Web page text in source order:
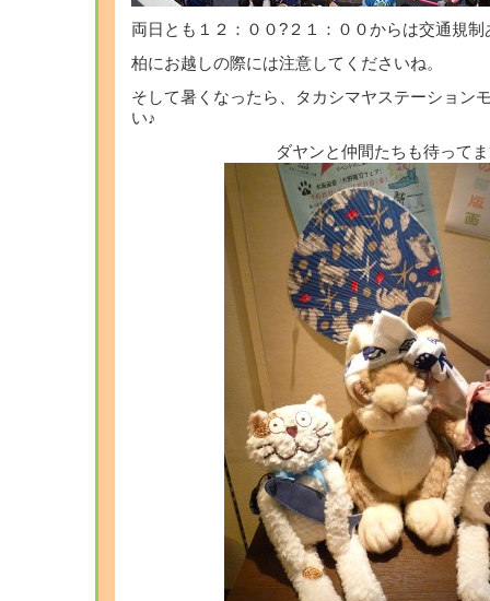
両日とも１２：００?２１：００からは交通規制
柏にお越しの際には注意してくださいね。
そして暑くなったら、タカシマヤステーション
い♪
ダヤンと仲間たちも待って